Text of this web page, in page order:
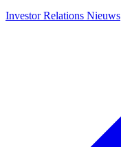
Investor Relations Nieuws